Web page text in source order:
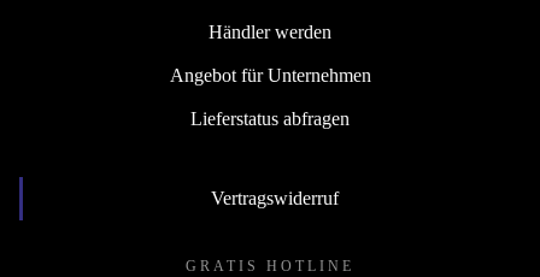
Händler werden
Angebot für Unternehmen
Lieferstatus abfragen
Vertragswiderruf
GRATIS HOTLINE